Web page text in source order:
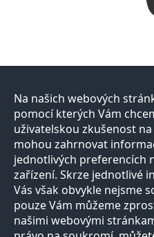
Na našich webových
pomocí kterých Vám
uživatelskou zkušenost
mohou zahrnovat
jednotlivých preferencích
zařízení. Skrze jednotlivé
Vás však obvykle nejsme
pouze Vám můžeme
našimi webovými